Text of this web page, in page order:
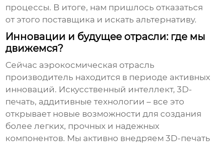
процессы. В итоге, нам пришлось отказаться
от этого поставщика и искать альтернативу.
Инновации и будущее отрасли: где мы
движемся?
Сейчас аэрокосмическая отрасль
производитель находится в периоде активных
инноваций. Искусственный интеллект, 3D-
печать, аддитивные технологии – все это
открывает новые возможности для создания
более легких, прочных и надежных
компонентов. Мы активно внедряем 3D-печать